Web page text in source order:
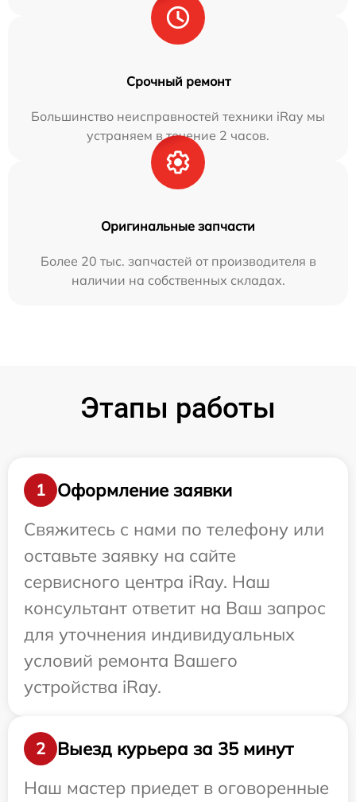
Срочный ремонт
Большинство неисправностей техники iRay мы
устраняем в течение 2 часов.
Оригинальные запчасти
Более 20 тыс. запчастей от производителя в
наличии на собственных складах.
Этапы работы
1
Оформление заявки
Свяжитесь с нами по телефону или
оставьте заявку на сайте
сервисного центра iRay. Наш
консультант ответит на Ваш запрос
для уточнения индивидуальных
условий ремонта Вашего
устройства iRay.
2
Выезд курьера за 35 минут
Наш мастер приедет в оговоренные